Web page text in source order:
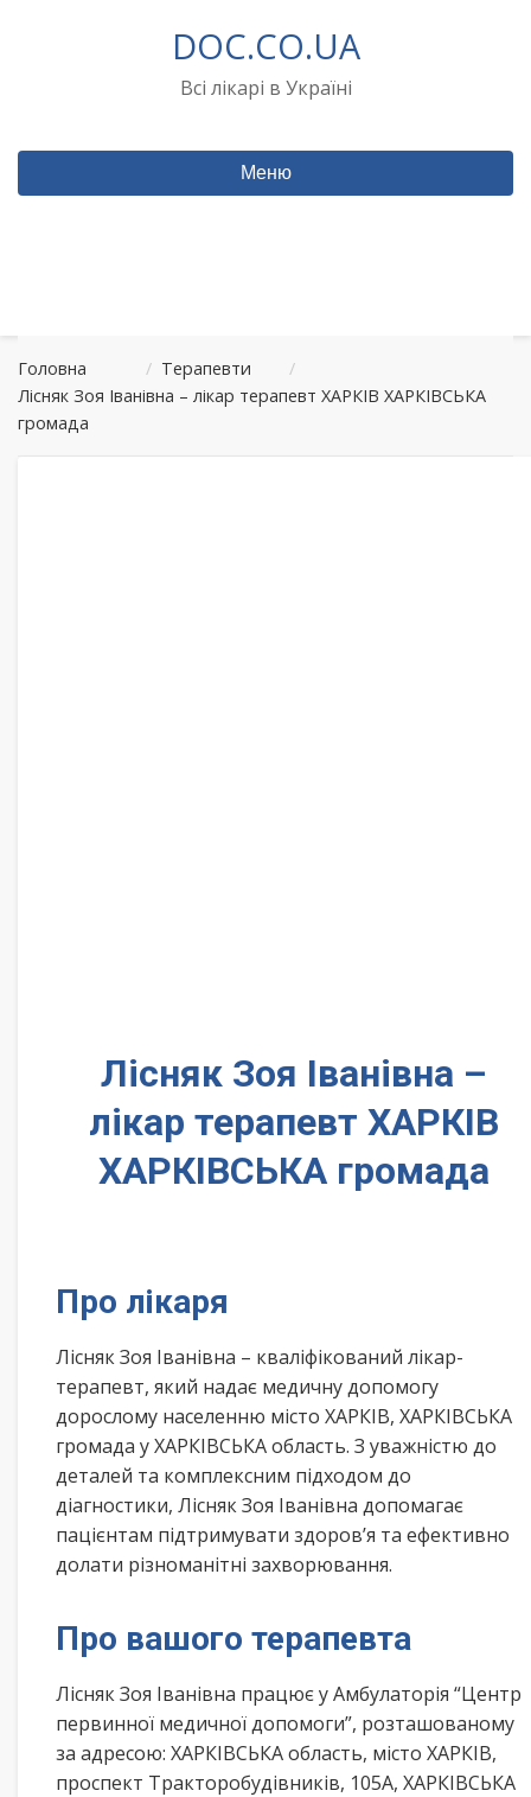
DOC.CO.UA
Всі лікарі в Україні
Меню
Головна / Терапевти
/
Лісняк Зоя Іванівна – лікар терапевт ХАРКІВ ХАРКІВСЬКА
громада
Лісняк Зоя Іванівна –
лікар терапевт ХАРКІВ
ХАРКІВСЬКА громада
Про лікаря
Лісняк Зоя Іванівна – кваліфікований лікар-
терапевт, який надає медичну допомогу
дорослому населенню місто ХАРКІВ, ХАРКІВСЬКА
громада у ХАРКІВСЬКА область. З уважністю до
деталей та комплексним підходом до
діагностики, Лісняк Зоя Іванівна допомагає
пацієнтам підтримувати здоров’я та ефективно
долати різноманітні захворювання.
Про вашого терапевта
Лісняк Зоя Іванівна працює у Амбулаторія “Центр
первинної медичної допомоги”, розташованому
за адресою: ХАРКІВСЬКА область, місто ХАРКІВ,
проспект Тракторобудівників, 105А, ХАРКІВСЬКА